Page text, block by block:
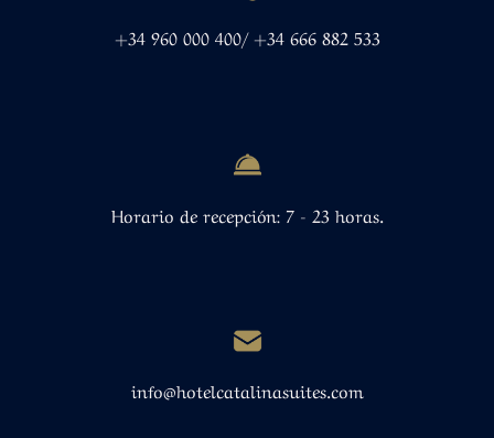
+34 960 000 400/ +34 666 882 533
Horario de recepción: 7 - 23 horas.
info@hotelcatalinasuites.com